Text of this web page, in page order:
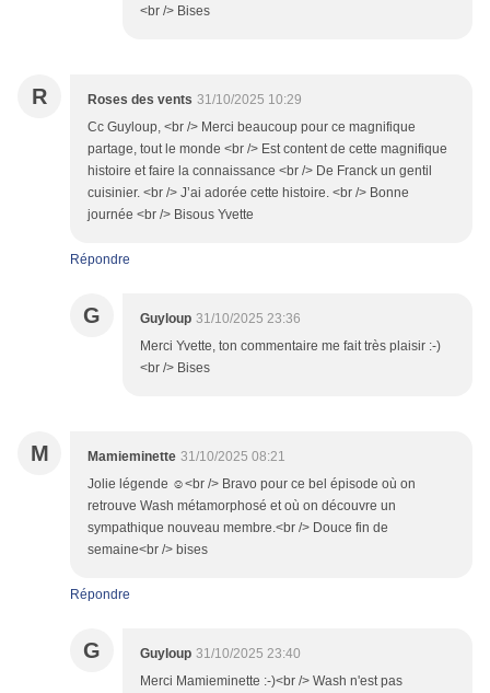
<br /> Bises
R Roses des vents 31/10/2025 10:29
Cc Guyloup, <br /> Merci beaucoup pour ce magnifique
partage, tout le monde <br /> Est content de cette magnifique
histoire et faire la connaissance <br /> De Franck un gentil
cuisinier. <br /> J’ai adorée cette histoire. <br /> Bonne
journée <br /> Bisous Yvette
Répondre
G Guyloup 31/10/2025 23:36
Merci Yvette, ton commentaire me fait très plaisir :-)
<br /> Bises
M Mamieminette 31/10/2025 08:21
Jolie légende ☺️<br /> Bravo pour ce bel épisode où on
retrouve Wash métamorphosé et où on découvre un
sympathique nouveau membre.<br /> Douce fin de
semaine<br /> bises
Répondre
G Guyloup 31/10/2025 23:40
Merci Mamieminette :-)<br /> Wash n'est pas